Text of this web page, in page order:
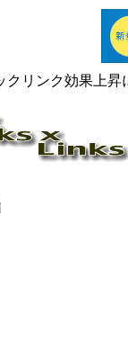
クリンク効果上